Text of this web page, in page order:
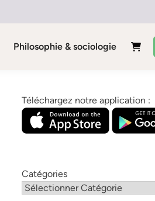
Philosophie & sociologie
Téléchargez notre application :
Catégories